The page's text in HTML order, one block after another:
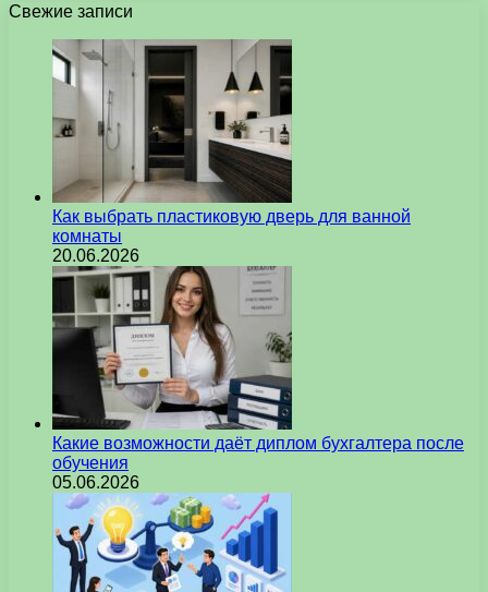
Свежие записи
Как выбрать пластиковую дверь для ванной
комнаты
20.06.2026
Какие возможности даёт диплом бухгалтера после
обучения
05.06.2026